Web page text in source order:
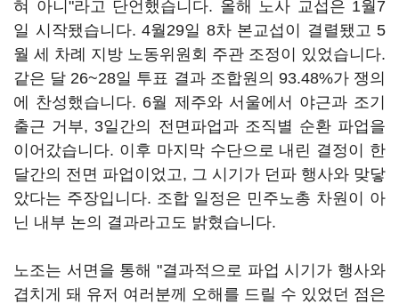
혀 아니"라고 단언했습니다. 올해 노사 교섭은 1월7
일 시작됐습니다. 4월29일 8차 본교섭이 결렬됐고 5
월 세 차례 지방 노동위원회 주관 조정이 있었습니다.
같은 달 26~28일 투표 결과 조합원의 93.48%가 쟁의
에 찬성했습니다. 6월 제주와 서울에서 야근과 조기
출근 거부, 3일간의 전면파업과 조직별 순환 파업을
이어갔습니다. 이후 마지막 수단으로 내린 결정이 한
달간의 전면 파업이었고, 그 시기가 던파 행사와 맞닿
았다는 주장입니다. 조합 일정은 민주노총 차원이 아
닌 내부 논의 결과라고도 밝혔습니다.
노조는 서면을 통해 "결과적으로 파업 시기가 행사와
겹치게 돼 유저 여러분께 오해를 드릴 수 있었던 점은